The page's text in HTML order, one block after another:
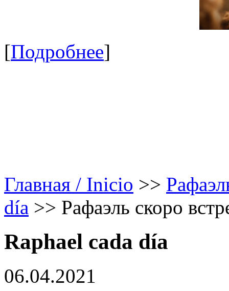
[Подробнее]
Главная / Inicio >>
día >> Рафаэль скоро
Raphael cada día
06.04.2021